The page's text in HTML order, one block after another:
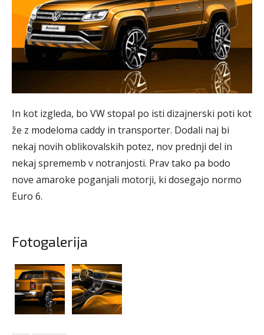
In kot izgleda, bo VW stopal po isti dizajnerski poti kot
že z modeloma caddy in transporter. Dodali naj bi
nekaj novih oblikovalskih potez, nov prednji del in
nekaj sprememb v notranjosti. Prav tako pa bodo
nove amaroke poganjali motorji, ki dosegajo normo
Euro 6.
Fotogalerija